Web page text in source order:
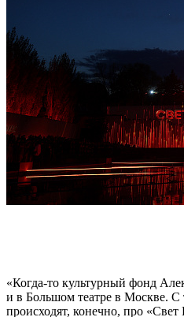
«Когда-то культурный фонд
и в Большом театре в Москве. С
происходят, конечно, про